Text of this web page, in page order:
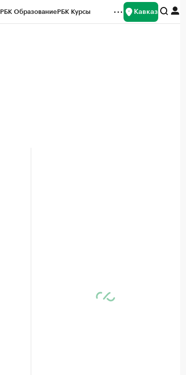
РБК ОбразованиеРБК Курсы Кавказ